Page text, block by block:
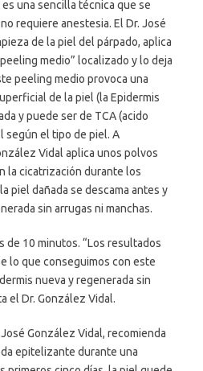
una sencilla técnica que se
requiere anestesia. El Dr. José
de la piel del párpado, aplica
medio” localizado y lo deja
peeling medio provoca una
de la piel (la Epidermis
y puede ser de TCA (acido
según el tipo de piel. A
Vidal aplica unos polvos
la cicatrización durante los
piel dañada se descama antes y
sin arrugas ni manchas.
de 10 minutos. “Los resultados
lo que conseguimos con este
nueva y regenerada sin
el Dr. González Vidal.
González Vidal, recomienda
epitelizante durante una